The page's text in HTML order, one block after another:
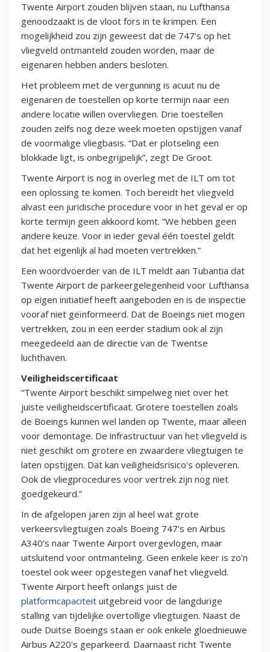
Twente Airport zouden blijven staan, nu Lufthansa
genoodzaakt is de vloot fors in te krimpen. Een
mogelijkheid zou zijn geweest dat de 747’s op het
vliegveld ontmanteld zouden worden, maar de
eigenaren hebben anders besloten.
Het probleem met de vergunning is acuut nu de
eigenaren de toestellen op korte termijn naar een
andere locatie willen overvliegen. Drie toestellen
zouden zelfs nog deze week moeten opstijgen vanaf
de voormalige vliegbasis. “Dat er plotseling een
blokkade ligt, is onbegrijpelijk”, zegt De Groot.
Twente Airport is nog in overleg met de ILT om tot
een oplossing te komen. Toch bereidt het vliegveld
alvast een juridische procedure voor in het geval er op
korte termijn geen akkoord komt. “We hebben geen
andere keuze. Voor in ieder geval één toestel geldt
dat het eigenlijk al had moeten vertrekken.”
Een woordvoerder van de ILT meldt aan Tubantia dat
Twente Airport de parkeergelegenheid voor Lufthansa
op eigen initiatief heeft aangeboden en is de inspectie
vooraf niet geïnformeerd. Dat de Boeings niet mogen
vertrekken, zou in een eerder stadium ook al zijn
meegedeeld aan de directie van de Twentse
luchthaven.
Veiligheidscertificaat
“Twente Airport beschikt simpelweg niet over het
juiste veiligheidscertificaat. Grotere toestellen zoals
de Boeings kunnen wel landen op Twente, maar alleen
voor demontage. De infrastructuur van het vliegveld is
niet geschikt om grotere en zwaardere vliegtuigen te
laten opstijgen. Dat kan veiligheidsrisico’s opleveren.
Ook de vliegprocedures voor vertrek zijn nog niet
goedgekeurd.”
In de afgelopen jaren zijn al heel wat grote
verkeersvliegtuigen zoals Boeing 747’s en Airbus
A340’s naar Twente Airport overgevlogen, maar
uitsluitend voor ontmanteling. Geen enkele keer is zo’n
toestel ook weer opgestegen vanaf het vliegveld.
Twente Airport heeft onlangs juist de
platformcapaciteit uitgebreid voor de langdurige
stalling van tijdelijke overtollige vliegtuigen. Naast de
oude Duitse Boeings staan er ook enkele gloednieuwe
Airbus A220's geparkeerd. Daarnaast richt Twente